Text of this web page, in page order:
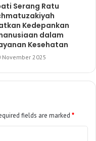
Serang Ratu
Kedepankan
dalam
Kesehatan
November 2025
fields are marked *